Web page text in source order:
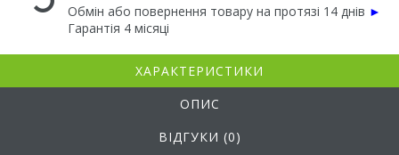
Обмін або повернення товару на протязі 14 днів ►
Гарантія 4 місяці
ХАРАКТЕРИСТИКИ
ОПИС
ВІДГУКИ (0)